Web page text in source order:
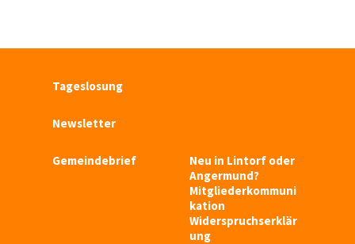
Tageslosung
Newsletter
Gemeindebrief
Neu in Lintorf oder
Angermund?
Mitgliederkommuni
kation
Widerspruchserklär
ung